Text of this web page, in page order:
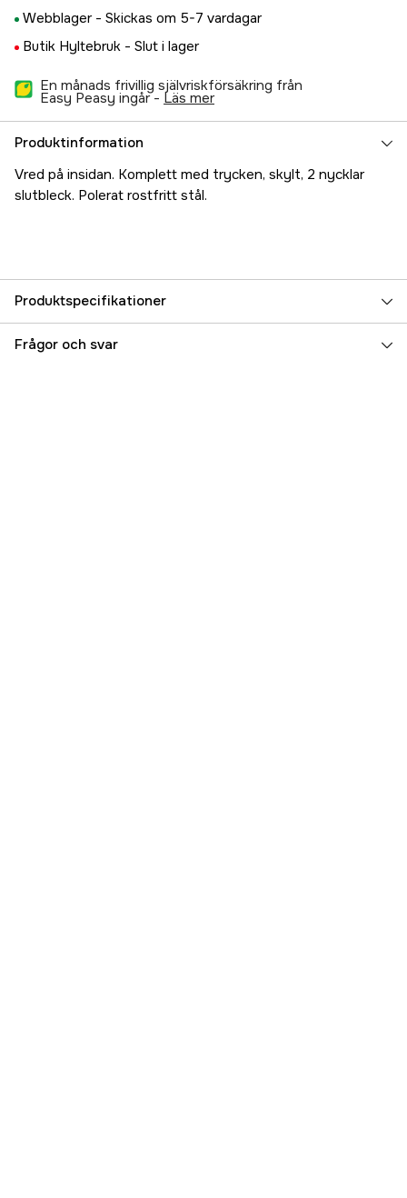
Webblager - Skickas om 5-7 vardagar
Butik Hyltebruk - Slut i lager
En månads frivillig självriskförsäkring från
Easy Peasy ingår - läs mer
Produktinformation
Vred på insidan. Komplett med trycken, skylt, 2 nycklar
slutbleck. Polerat rostfritt stål.
Produktspecifikationer
Referensnummer 5000018015
Frågor och svar